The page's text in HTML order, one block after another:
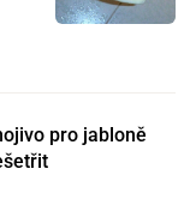
pro jabloně